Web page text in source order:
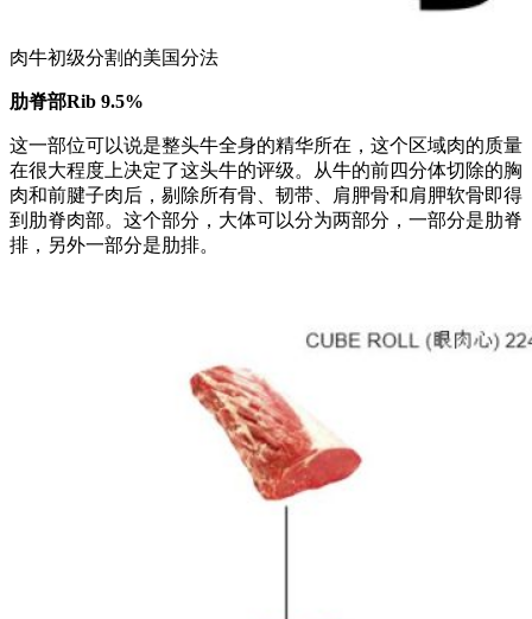
肉牛初级分割的美国分法
肋脊部Rib 9.5%
这一部位可以说是整头牛全身的精华所在，这个区域肉的质量
在很大程度上决定了这头牛的评级。从牛的前四分体切除的胸
肉和前腱子肉后，剔除所有骨、韧带、肩胛骨和肩胛软骨即得
到肋脊肉部。这个部分，大体可以分为两部分，一部分是肋脊
排，另外一部分是肋排。